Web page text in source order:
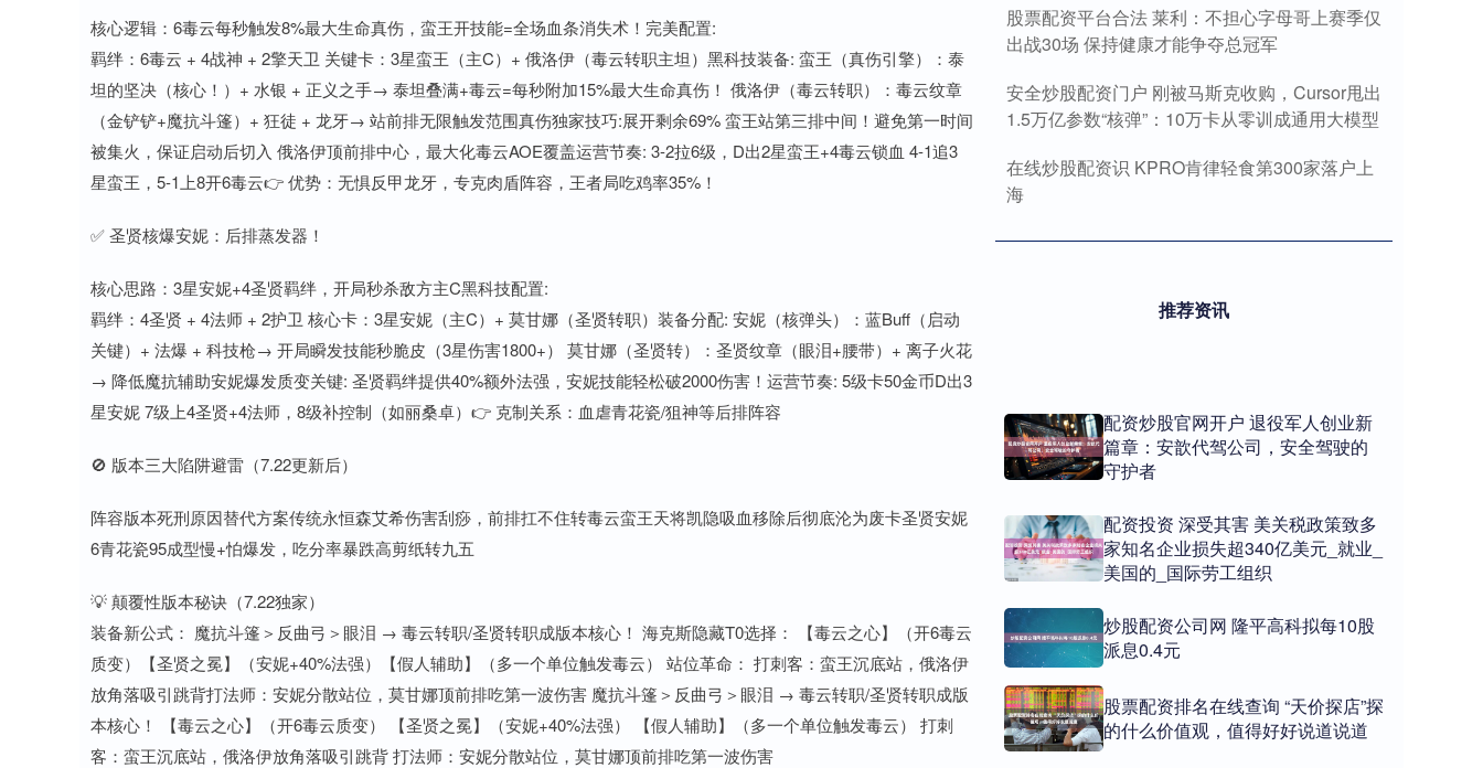
核心逻辑：6毒云每秒触发8%最大生命真伤，蛮王开技能=全场血条消失术！完美配置:
羁绊：6毒云 + 4战神 + 2擎天卫 关键卡：3星蛮王（主C）+ 俄洛伊（毒云转职主坦）黑科技装备: 蛮王（真伤引擎）：泰
坦的坚决（核心！）+ 水银 + 正义之手→ 泰坦叠满+毒云=每秒附加15%最大生命真伤！ 俄洛伊（毒云转职）：毒云纹章
（金铲铲+魔抗斗篷）+ 狂徒 + 龙牙→ 站前排无限触发范围真伤独家技巧:展开剩余69% 蛮王站第三排中间！避免第一时间
被集火，保证启动后切入 俄洛伊顶前排中心，最大化毒云AOE覆盖运营节奏: 3-2拉6级，D出2星蛮王+4毒云锁血 4-1追3
星蛮王，5-1上8开6毒云👉 优势：无惧反甲龙牙，专克肉盾阵容，王者局吃鸡率35%！
✅ 圣贤核爆安妮：后排蒸发器！
核心思路：3星安妮+4圣贤羁绊，开局秒杀敌方主C黑科技配置:
羁绊：4圣贤 + 4法师 + 2护卫 核心卡：3星安妮（主C）+ 莫甘娜（圣贤转职）装备分配: 安妮（核弹头）：蓝Buff（启动
关键）+ 法爆 + 科技枪→ 开局瞬发技能秒脆皮（3星伤害1800+） 莫甘娜（圣贤转）：圣贤纹章（眼泪+腰带）+ 离子火花
→ 降低魔抗辅助安妮爆发质变关键: 圣贤羁绊提供40%额外法强，安妮技能轻松破2000伤害！运营节奏: 5级卡50金币D出3
星安妮 7级上4圣贤+4法师，8级补控制（如丽桑卓）👉 克制关系：血虐青花瓷/狙神等后排阵容
🚫 版本三大陷阱避雷（7.22更新后）
阵容版本死刑原因替代方案传统永恒森艾希伤害刮痧，前排扛不住转毒云蛮王天将凯隐吸血移除后彻底沦为废卡圣贤安妮
6青花瓷95成型慢+怕爆发，吃分率暴跌高剪纸转九五
💡 颠覆性版本秘诀（7.22独家）
装备新公式： 魔抗斗篷＞反曲弓＞眼泪 → 毒云转职/圣贤转职成版本核心！ 海克斯隐藏T0选择： 【毒云之心】（开6毒云
质变）【圣贤之冕】（安妮+40%法强）【假人辅助】（多一个单位触发毒云） 站位革命： 打刺客：蛮王沉底站，俄洛伊
放角落吸引跳背打法师：安妮分散站位，莫甘娜顶前排吃第一波伤害 魔抗斗篷＞反曲弓＞眼泪 → 毒云转职/圣贤转职成版
本核心！ 【毒云之心】（开6毒云质变） 【圣贤之冕】（安妮+40%法强） 【假人辅助】（多一个单位触发毒云） 打刺
客：蛮王沉底站，俄洛伊放角落吸引跳背 打法师：安妮分散站位，莫甘娜顶前排吃第一波伤害
股票配资平台合法 莱利：不担心字母哥上赛季仅
出战30场 保持健康才能争夺总冠军
安全炒股配资门户 刚被马斯克收购，Cursor甩出
1.5万亿参数“核弹”：10万卡从零训成通用大模型
在线炒股配资识 KPRO肯律轻食第300家落户上
海
推荐资讯
配资炒股官网开户 退役军人创业新
篇章：安歆代驾公司，安全驾驶的
守护者
配资投资 深受其害 美关税政策致多
家知名企业损失超340亿美元_就业_
美国的_国际劳工组织
炒股配资公司网 隆平高科拟每10股
派息0.4元
股票配资排名在线查询 “天价探店”探
的什么价值观，值得好好说道说道